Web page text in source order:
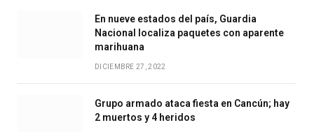
En nueve estados del país, Guardia
Nacional localiza paquetes con aparente
marihuana
DICIEMBRE 27, 2022
Grupo armado ataca fiesta en Cancún; hay
2 muertos y 4 heridos